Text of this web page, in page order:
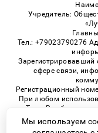
Учредитель:
Тел.: +79023790276
Зарегистрировавший
сфере связи,
Регистрационный
При любом
Town.Ru
только при
Мы используем